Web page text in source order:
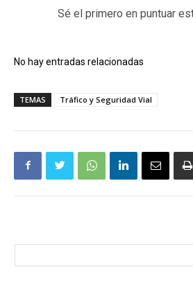
Sé el primero en puntuar
No hay entradas relacionadas
TEMAS Tráfico y Seguridad Vial